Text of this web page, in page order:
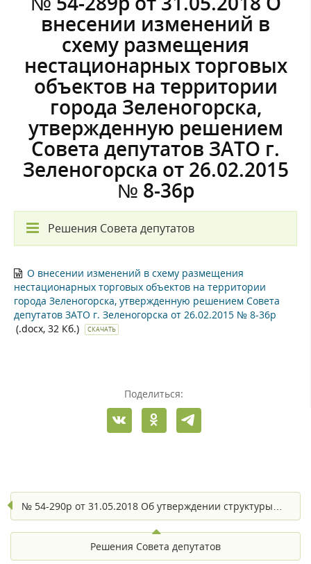
внесении изменений в
схему размещения
нестационарных торговых
объектов на территории
города Зеленогорска,
утвержденную решением
Совета депутатов ЗАТО г.
Зеленогорска от 26.02.2015
№ 8-36р
Решения Совета депутатов
О внесении изменений в схему размещения
нестационарных торговых объектов на территории
города Зеленогорска, утвержденную решением Совета
депутатов ЗАТО г. Зеленогорска от 26.02.2015 № 8-36р
(.docx, 32 Кб.)
СКАЧАТЬ
Поделиться:
№ 54-290р от 31.05.2018 Об утверждении структуры…
Решения Совета депутатов